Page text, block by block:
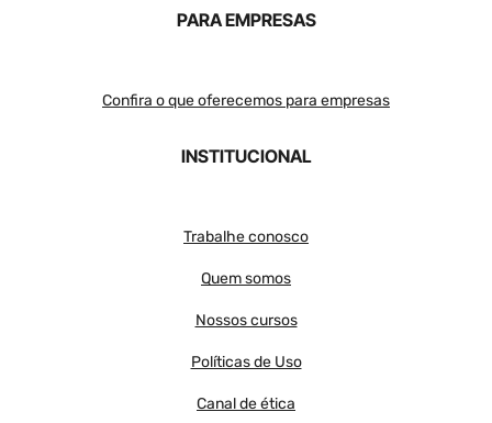
PARA EMPRESAS
Confira o que oferecemos para empresas
INSTITUCIONAL
Trabalhe conosco
Quem somos
Nossos cursos
Políticas de Uso
Canal de ética